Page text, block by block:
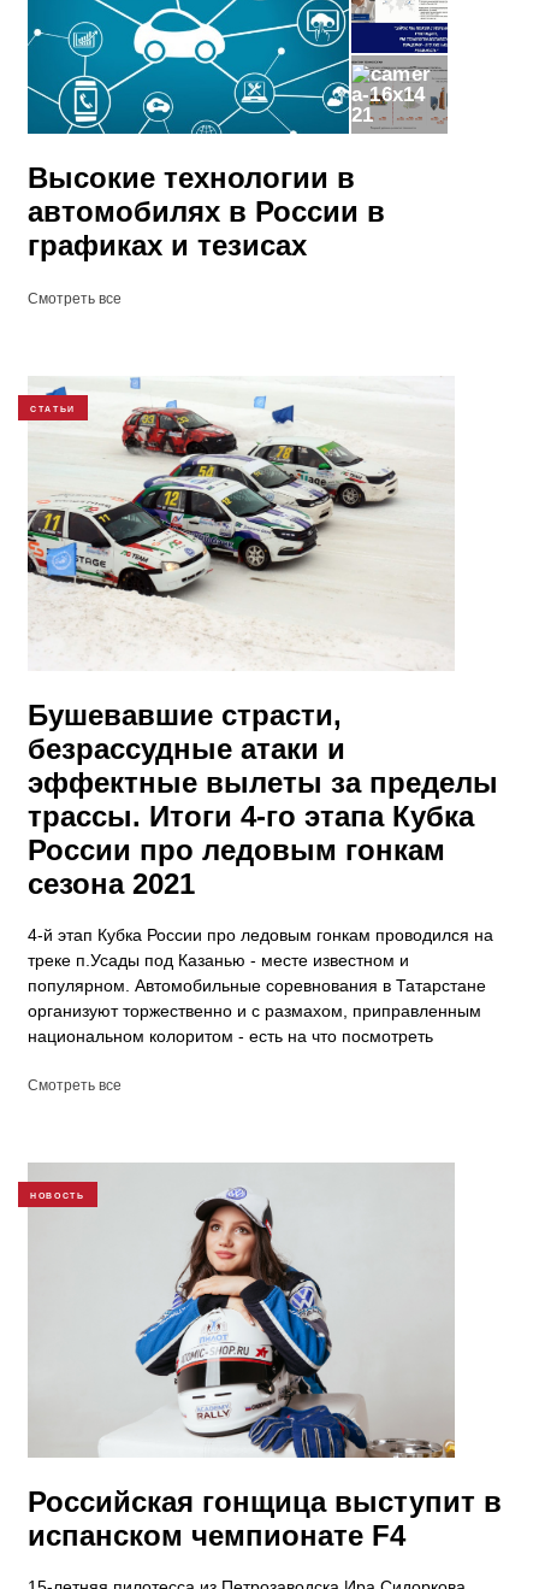
21
Высокие технологии в
автомобилях в России в
графиках и тезисах
Смотреть все
СТАТЬИ
Бушевавшие страсти,
безрассудные атаки и
эффектные вылеты за пределы
трассы. Итоги 4-го этапа Кубка
России про ледовым гонкам
сезона 2021
​4-й этап Кубка России про ледовым гонкам проводился на
треке п.Усады под Казанью - месте известном и
популярном. Автомобильные соревнования в Татарстане
организуют торжественно и с размахом, приправленным
национальном колоритом - есть на что посмотреть
Смотреть все
НОВОСТЬ
Российская гонщица выступит в
испанском чемпионате F4